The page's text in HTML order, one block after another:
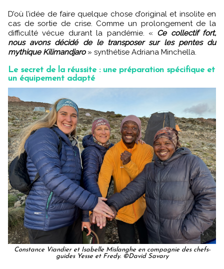
D’où l’idée de faire quelque chose d’original et insolite en
cas de sortie de crise. Comme un prolongement de la
difficulté vécue durant la pandémie. « Ce collectif fort,
nous avons décidé de le transposer sur les pentes du
mythique Kilimandjaro» synthétise Adriana Minchella.
Le secret de la réussite : une préparation spécifique et
un équipement adapté
Constance Viandier et Isabelle Mislanghe en compagnie des chefs-
guides Yesse et Fredy. ©David Savary